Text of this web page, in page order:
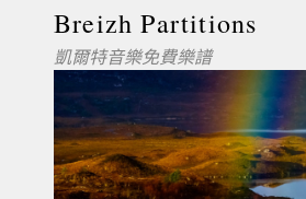
Breizh Partitions
凱爾特音樂免費樂譜